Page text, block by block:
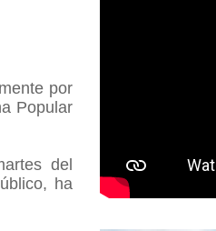
por
Popular
del
ha